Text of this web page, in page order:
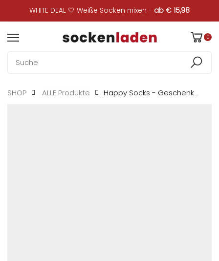
WHITE DEAL 🤍 Weiße Socken mixen - ab € 15,98
0
SHOP ALLE Produkte Happy Socks - Geschenkbox...